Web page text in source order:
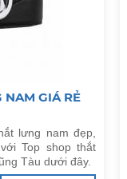
NAM GIÁ RẺ
lưng nam đẹp,
Top shop thắt
Tàu dưới đây.